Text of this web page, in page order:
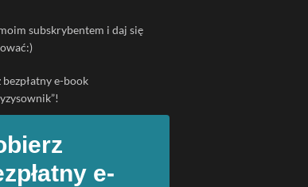
subskrybentem i daj się
e-book
e-